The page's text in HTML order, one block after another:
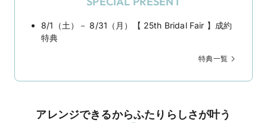
8/1（土）－ 8/31（月）【 25th Bridal Fair 】成約
特典
特典一覧
アレンジできるからふたりらしさが叶う